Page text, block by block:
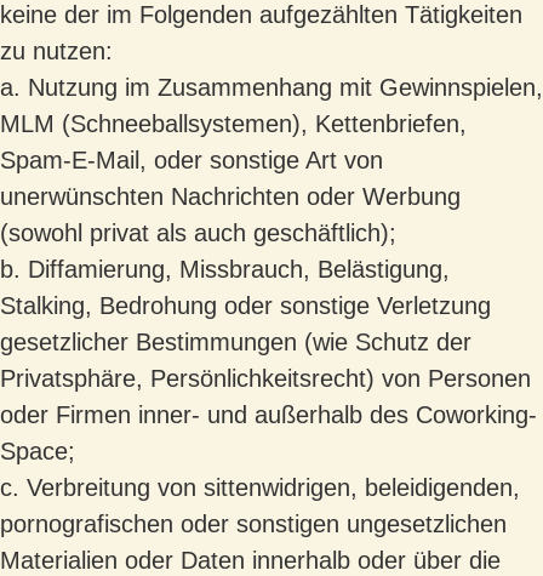
keine der im Folgenden aufgezählten Tätigkeiten
zu nutzen:
a. Nutzung im Zusammenhang mit Gewinnspielen,
MLM (Schneeballsystemen), Kettenbriefen,
Spam-E-Mail, oder sonstige Art von
unerwünschten Nachrichten oder Werbung
(sowohl privat als auch geschäftlich);
b. Diffamierung, Missbrauch, Belästigung,
Stalking, Bedrohung oder sonstige Verletzung
gesetzlicher Bestimmungen (wie Schutz der
Privatsphäre, Persönlichkeitsrecht) von Personen
oder Firmen inner- und außerhalb des Coworking-
Space;
c. Verbreitung von sittenwidrigen, beleidigenden,
pornografischen oder sonstigen ungesetzlichen
Materialien oder Daten innerhalb oder über die